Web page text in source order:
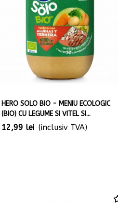
HERO SOLO BIO - MENIU ECOLOGIC
(BIO) CU LEGUME SI VITEL SI...
12,99 lei (inclusiv TVA)